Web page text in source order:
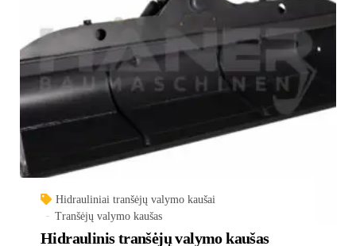
Hidrauliniai tranšėjų valymo kaušai
Tranšėjų valymo kaušas
Hidraulinis tranšėjų valymo kaušas